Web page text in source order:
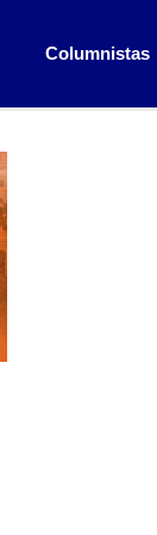
Columnistas